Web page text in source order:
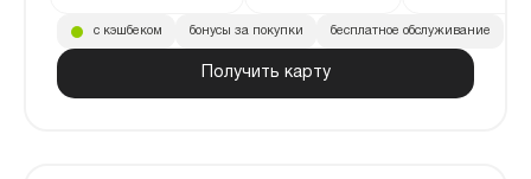
Получить карту
с кэшбеком бонусы за покупки бесплатное обслуживание